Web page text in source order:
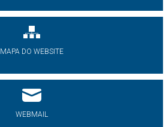
MAPA DO WEBSITE
WEBMAIL